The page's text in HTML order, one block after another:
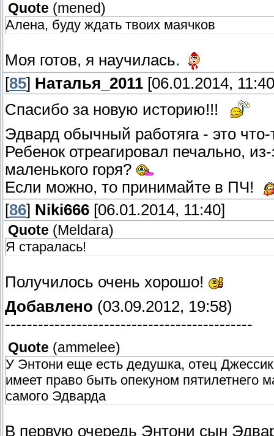
Quote (mened)
Алена, буду ждать твоих маячков
Моя готов, я научилась.
[85] Наталья_2011 [06.01.2014,
Спасибо за новую историю!!!
Эдвард обычный работяга - это
Ребенок отреагировал печально,
маленького горя?
Если можно, то принимайте в ПЧ!
[86] Niki666 [06.01.2014, 11:40]
Quote (Meldara)
Я старалась!
Получилось очень хорошо!
Добавлено (03.09.2012, 19:58)
---------------------------------------------
Quote (ammelee)
У Энтони еще есть дедушка, отец
имеет право быть опекуном пятилетнего
самого Эдварда
В первую очередь Энтони сын